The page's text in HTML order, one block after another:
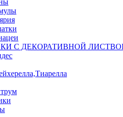
С ДЕКОРАТИВНОЙ